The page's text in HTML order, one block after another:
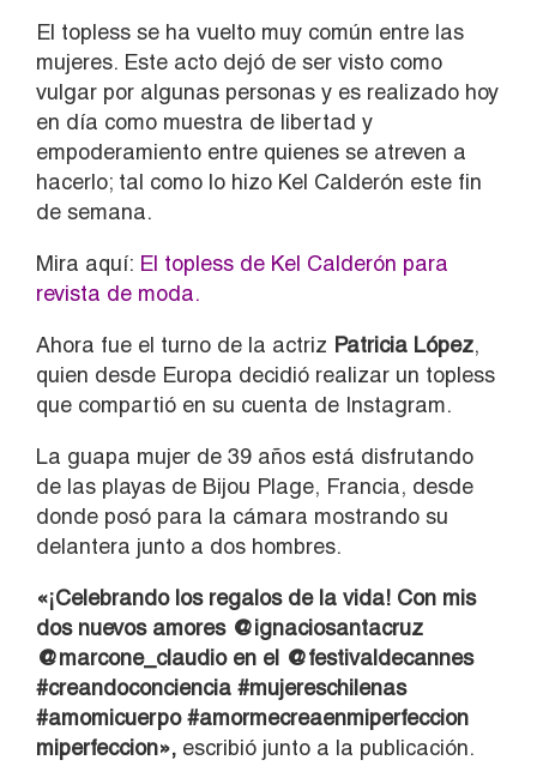
El topless se ha vuelto muy común entre las
mujeres. Este acto dejó de ser visto como
vulgar por algunas personas y es realizado hoy
en día como muestra de libertad y
empoderamiento entre quienes se atreven a
hacerlo; tal como lo hizo Kel Calderón este fin
de semana.
Mira aquí: El topless de Kel Calderón para
revista de moda.
Ahora fue el turno de la actriz Patricia López,
quien desde Europa decidió realizar un topless
que compartió en su cuenta de Instagram.
La guapa mujer de 39 años está disfrutando
de las playas de Bijou Plage, Francia, desde
donde posó para la cámara mostrando su
delantera junto a dos hombres.
«¡Celebrando los regalos de la vida! Con mis
dos nuevos amores @ignaciosantacruz
@marcone_claudio en el @festivaldecannes
#creandoconciencia #mujereschilenas
#amomicuerpo #amormecreaenmiperfeccion
miperfeccion», escribió junto a la publicación.